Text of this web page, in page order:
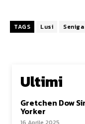
TAGS Lusi Seniga
Ultimi
Gretchen Dow
Yorker